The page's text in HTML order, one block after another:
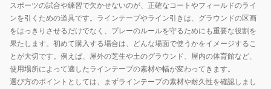
PT4W
ラ
イ
ン
テ
ー
プ
スポーツの試合や練習で欠かせないのが、正確なコートやフィールドのライ
ンを引くための道具です。ラインテープやライン引きは、グラウンドの区画
をはっきりさせるだけでなく、プレーのルールを守るためにも重要な役割を
果たします。初めて購入する場合は、どんな場面で使うかをイメージするこ
とが大切です。例えば、屋外の芝生や土のグラウンド、屋内の体育館など、
使用場所によって適したラインテープの素材や幅が変わってきます。
選び方のポイントとしては、まずラインテープの素材や耐久性を確認しまし